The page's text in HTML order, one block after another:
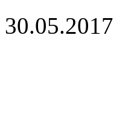
30.05.2017